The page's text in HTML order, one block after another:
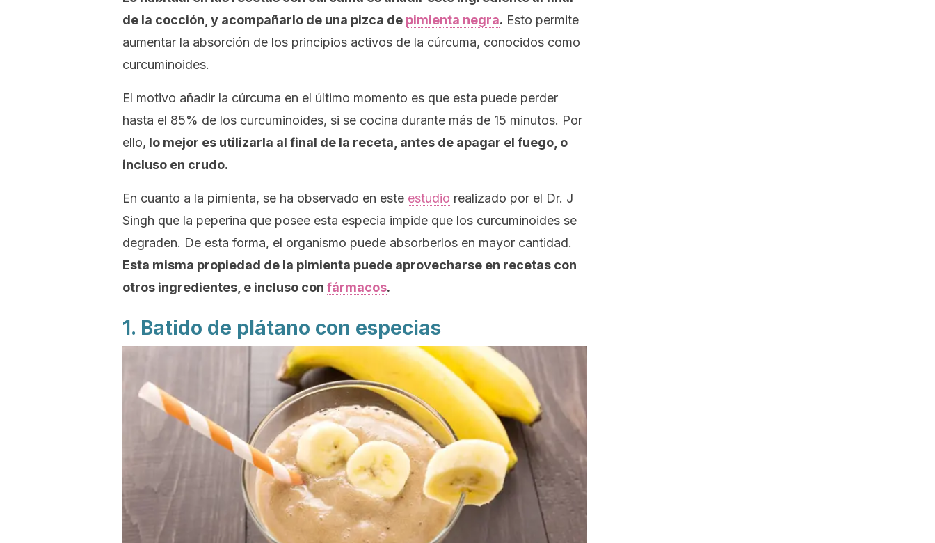
de la cocción, y acompañarlo de una pizca de pimienta negra. Esto permite
aumentar la absorción de los principios activos de la cúrcuma, conocidos como
curcuminoides.
El motivo añadir la cúrcuma en el último momento es que esta puede perder
hasta el 85% de los curcuminoides, si se cocina durante más de 15 minutos. Por
ello, lo mejor es utilizarla al final de la receta, antes de apagar el fuego, o
incluso en crudo.
En cuanto a la pimienta, se ha observado en este estudio realizado por el Dr. J
Singh que la peperina que posee esta especia impide que los curcuminoides se
degraden. De esta forma, el organismo puede absorberlos en mayor cantidad.
Esta misma propiedad de la pimienta puede aprovecharse en recetas con
otros ingredientes, e incluso con fármacos.
1. Batido de plátano con especias